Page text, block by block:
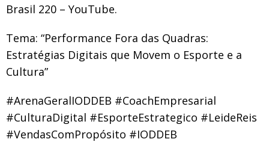
Brasil 220 – YouTube.
Tema: “Performance Fora das Quadras:
Estratégias Digitais que Movem o Esporte e a
Cultura”
#ArenaGeralIODDEB #CoachEmpresarial
#CulturaDigital #EsporteEstrategico #LeideReis
#VendasComPropósito #IODDEB